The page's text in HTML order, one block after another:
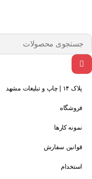
پلاک ۱۴ | چاپ و تبلیغات مشهد
فروشگاه
نمونه کارها
قوانین سفارش
استخدام